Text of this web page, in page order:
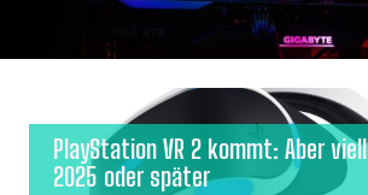
PlayStation VR 2 kommt: Aber
2025 oder später